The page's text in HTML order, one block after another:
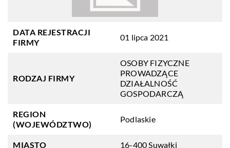
DATA REJESTRACJI
FIRMY
01 lipca 2021
RODZAJ FIRMY
OSOBY FIZYCZNE
PROWADZĄCE
DZIAŁALNOŚĆ
GOSPODARCZĄ
REGION
(WOJEWÓDZTWO)
Podlaskie
MIASTO 16-400 Suwałki